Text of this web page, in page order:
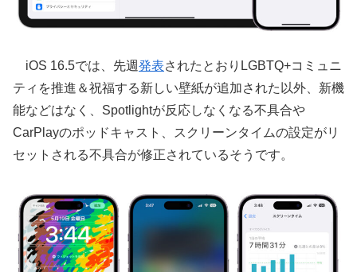
iOS 16.5では、先週発表されたとおりLGBTQ+コミュニ
ティを推進＆祝福する新しい壁紙が追加された以外、新機
能などはなく、Spotlightが反応しなくなる不具合や
CarPlayのポッドキャスト、スクリーンタイムの設定がリ
セットされる不具合が修正されているそうです。